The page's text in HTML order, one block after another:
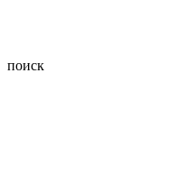
поиск